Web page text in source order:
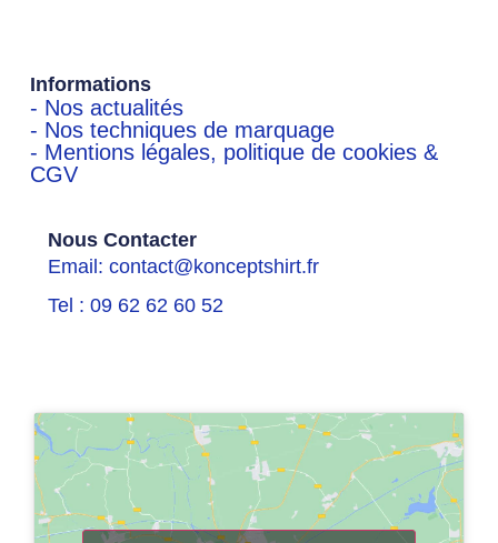
Informations
- Nos actualités
- Nos techniques de marquage
- Mentions légales, politique de cookies &
CGV
Nous Contacter
Email: contact@konceptshirt.fr
Tel : 09 62 62 60 52